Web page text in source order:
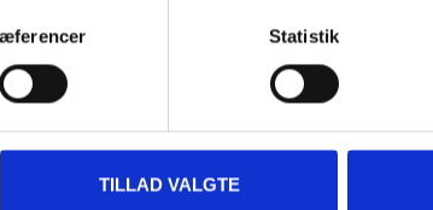
Statistik
TILLAD VALGTE
eller vant til at træne.
og hvor du virkelig kan